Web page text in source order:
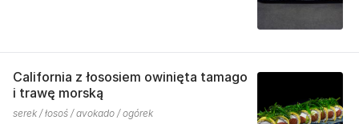
California z łososiem owinięta tamago
i trawę morską
serek / łosoś / avokado / ogórek